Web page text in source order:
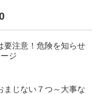
要注意！危険を知らせ
ジ
まじない７つ～大事な